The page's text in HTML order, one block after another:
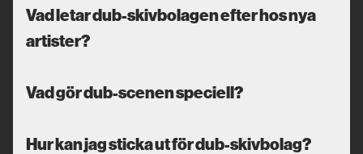
Vad letar dub-skivbolagen efter hos nya
artister?
Vad gör dub-scenen speciell?
Hur kan jag sticka ut för dub-skivbolag?